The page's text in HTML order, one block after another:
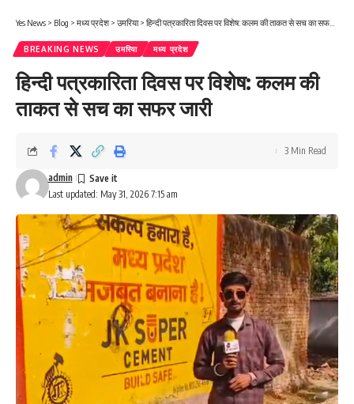
Yes News > Blog > मध्य प्रदेश> उमरिया> हिन्दी पत्रकारिता दिवस पर विशेष: कलम की ताकत से सच का सफर जारी
BREAKING NEWS उमरिया मध्य प्रदेश
हिन्दी पत्रकारिता दिवस पर विशेष: कलम की
ताकत से सच का सफर जारी
Last updated: May 31, 2026 7:15 am
admin
3 Min Read